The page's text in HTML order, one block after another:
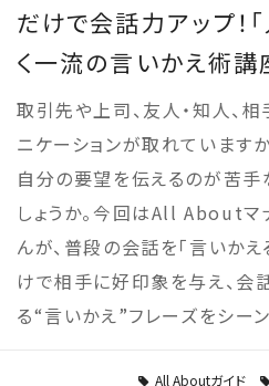
だけで会話力アップ！
く一流の言いかえ術講
取引先や上司、友人・知人、
ニケーションが取れています
自分の要望を伝えるのが苦
しょうか。今回はAll Aboutマ
んが、普段の会話を「言いかえ
けで相手に好印象を与え、会
る“言いかえ”フレーズをシー
All Aboutガイド